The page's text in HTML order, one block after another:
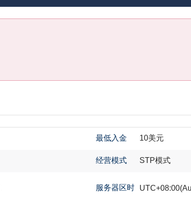
最低入金 10美元
经营模式 STP模式
服务器区时